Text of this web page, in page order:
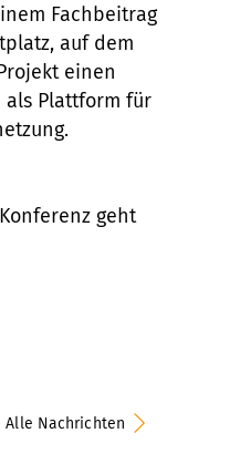
Fachbeitrag
auf dem
einen
Plattform für
geht
Alle Nachrichten